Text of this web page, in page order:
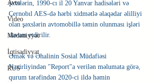
Avto
Video
Mədəniyyət
İqtisadiyyat
RUS
şəxslərin, 1990-cı il 20 Yanvar hadisələri və
Çernobıl AES-də hərbi xidmətlə əlaqədar əlilliyi
olan şəxslərin avtomobillə təmin olunması işləri
davam etdirilir.
Əmək və Əhalinin Sosial Müdafiəsi
Nazirliyindən "Report"a verilən məlumata görə,
qurum tərəfindən 2020-ci ildə həmin